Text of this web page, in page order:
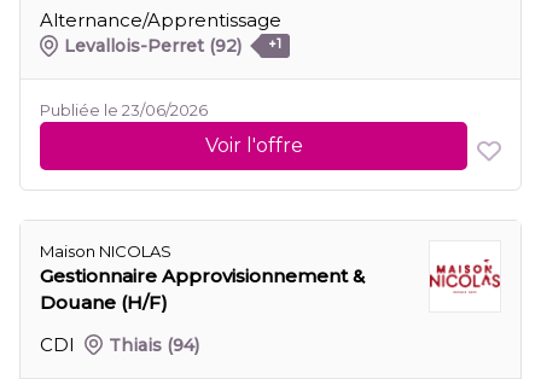
Alternance/Apprentissage
Levallois-Perret (92) +1
Publiée le 23/06/2026
Voir l'offre
Maison NICOLAS
Gestionnaire Approvisionnement &
Douane (H/F)
CDI
Thiais (94)